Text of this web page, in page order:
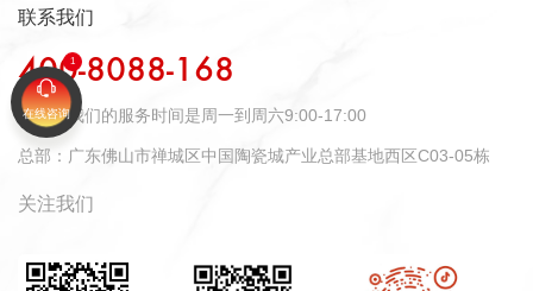
联系我们
400-8088-168
时间：我们的服务时间是周一到周六9:00-17:00
总部： 广东佛山市禅城区中国陶瓷城产业总部基地西区C03-05栋
关注我们
在线咨询